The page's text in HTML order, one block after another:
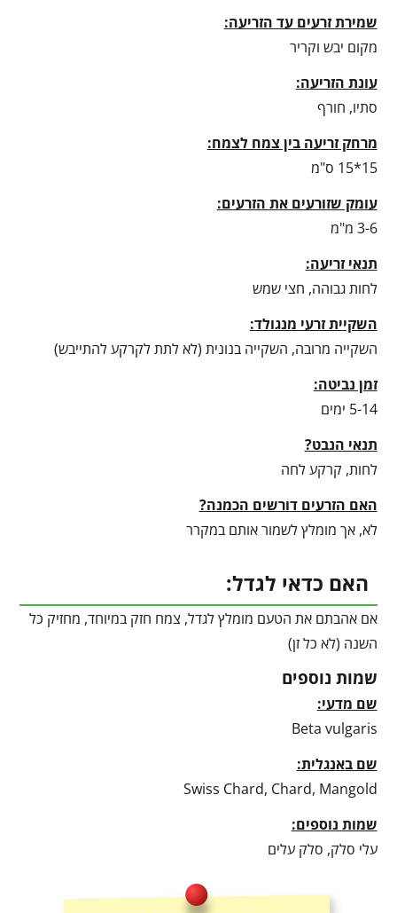
שמירת זרעים עד הזריעה:
מקום יבש וקריר
עונת הזריעה:
סתיו, חורף
מרחק זריעה בין צמח לצמח:
15*15 ס"מ
עומק שזורעים את הזרעים:
3-6 מ"מ
תנאי זריעה:
לחות גבוהה, חצי שמש
השקיית זרעי מנגולד:
השקייה מרובה, השקייה בנונית (לא לתת לקרקע להתייבש)
זמן נביטה:
5-14 ימים
תנאי הנבט?
לחות, קרקע לחה
האם הזרעים דורשים הכמנה?
לא, אך מומלץ לשמור אותם במקרר
האם כדאי לגדל:
אם אהבתם את הטעם מומלץ לגדל, צמח חזק במיוחד, מחזיק כל
השנה (לא כל זן)
שמות נוספים
שם מדעי:
Beta vulgaris
שם באנגלית:
Swiss Chard, Chard, Mangold
שמות נוספים:
עלי סלק, סלק עלים